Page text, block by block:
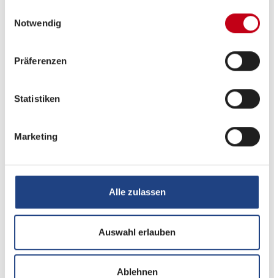
Notwendig
Präferenzen
Statistiken
Marketing
Alle zulassen
Auswahl erlauben
Ablehnen
Heckgarage
Klimaanlage
Kompressor-Kühlschrank